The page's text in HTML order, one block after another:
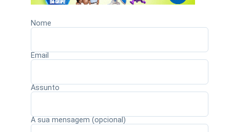
Nome
Email
Assunto
A sua mensagem (opcional)